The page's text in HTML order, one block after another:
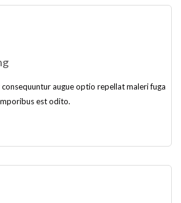
augue optio repellat maleri fuga
est odito.